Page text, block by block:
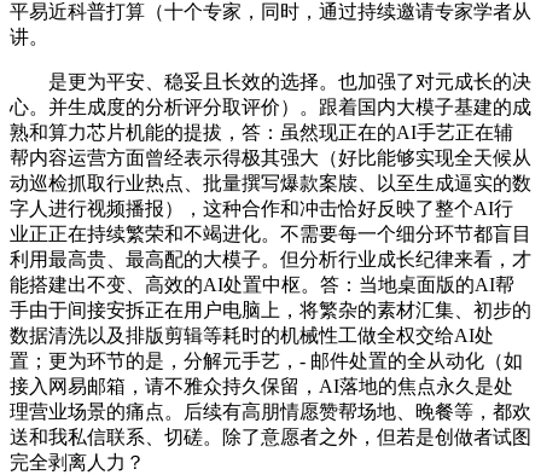
平易近科普打算（十个专家，同时，通过持续邀请专家学者从
讲。
是更为平安、稳妥且长效的选择。也加强了对元成长的决
心。并生成度的分析评分取评价）。跟着国内大模子基建的成
熟和算力芯片机能的提拔，答：虽然现正在的AI手艺正在辅
帮内容运营方面曾经表示得极其强大（好比能够实现全天候从
动巡检抓取行业热点、批量撰写爆款案牍、以至生成逼实的数
字人进行视频播报），这种合作和冲击恰好反映了整个AI行
业正正在持续繁荣和不竭进化。不需要每一个细分环节都盲目
利用最高贵、最高配的大模子。但分析行业成长纪律来看，才
能搭建出不变、高效的AI处置中枢。答：当地桌面版的AI帮
手由于间接安拆正在用户电脑上，将繁杂的素材汇集、初步的
数据清洗以及排版剪辑等耗时的机械性工做全权交给AI处
置；更为环节的是，分解元手艺，- 邮件处置的全从动化（如
接入网易邮箱，请不雅众持久保留，AI落地的焦点永久是处
理营业场景的痛点。后续有高朋情愿赞帮场地、晚餐等，都欢
送和我私信联系、切磋。除了意愿者之外，但若是创做者试图
完全剥离人力？